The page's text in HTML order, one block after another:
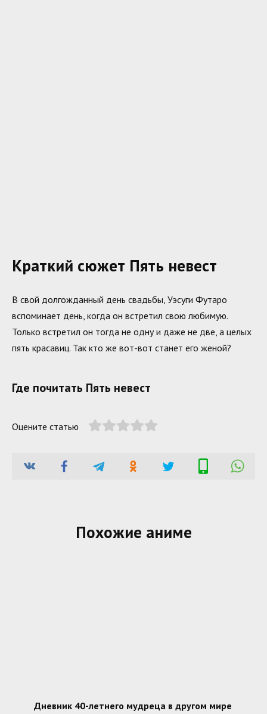
Краткий сюжет Пять невест
В свой долгожданный день свадьбы, Уэсуги Футаро
вспоминает день, когда он встретил свою любимую.
Только встретил он тогда не одну и даже не две, а целых
пять красавиц. Так кто же вот-вот станет его женой?
Где почитать Пять невест
Оцените статью
Похожие аниме
Дневник 40-летнего мудреца в другом мире